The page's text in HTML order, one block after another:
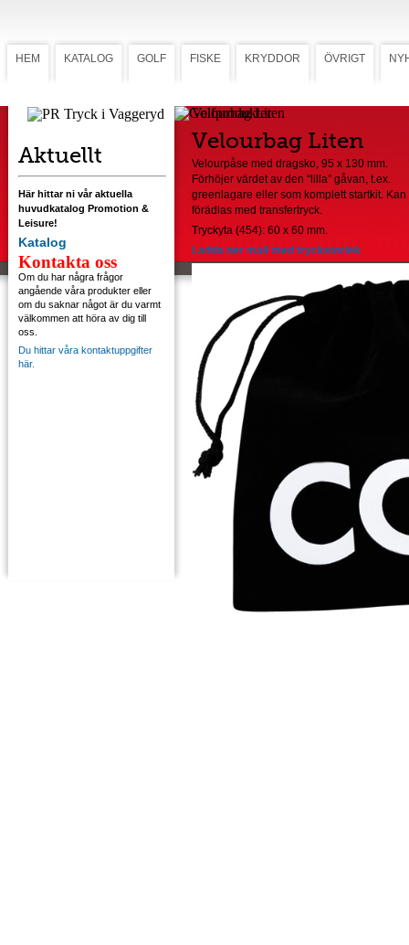
HEM KATALOG GOLF FISKE KRYDDOR ÖVRIGT
Aktuellt
Här hittar ni vår aktuella
huvudkatalog Promotion &
Leisure!
Katalog
Kontakta oss
Om du har några frågor
angående våra produkter eller
om du saknar något är du varmt
välkommen att höra av dig till
oss.
Du hittar våra kontaktuppgifter
här.
Velourbag Liten
Velourbag Liten
Velourpåse med dragsko, 95 x 130 mm.
Förhöjer värdet av den “lilla” gåvan, t.ex.
greenlagare eller som komplett startkit. Kan
förädlas med transfertryck.
Tryckyta (454): 60 x 60 mm.
Ladda ner mall med tryckstorlek